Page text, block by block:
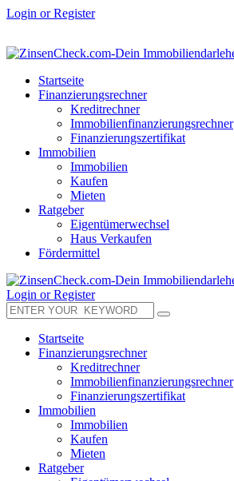
Login or Register
Startseite
Finanzierungsrechner
Kreditrechner
Immobilienfinanzierungsrechner
Finanzierungszertifikat
Immobilien
Immobilien
Kaufen
Mieten
Ratgeber
Eigentümerwechsel
Haus Verkaufen
Fördermittel
Login or Register
Startseite
Finanzierungsrechner
Kreditrechner
Immobilienfinanzierungsrechner
Finanzierungszertifikat
Immobilien
Immobilien
Kaufen
Mieten
Ratgeber